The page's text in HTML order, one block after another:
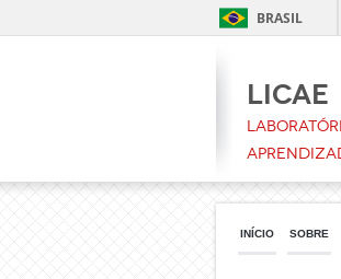
BRASIL
LICAE
INÍCIO SOBRE